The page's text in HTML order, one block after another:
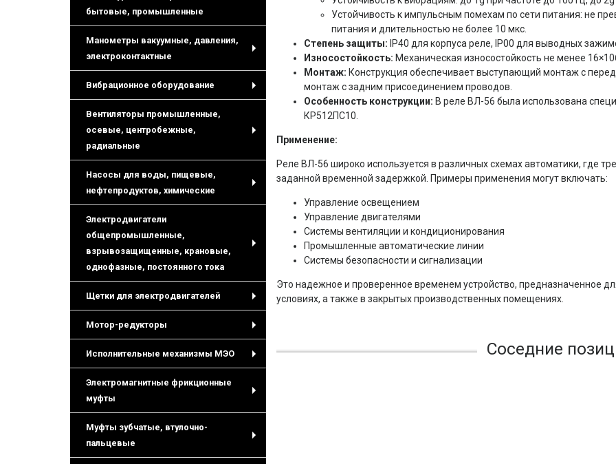
бытовые, промышленные
Манометры вакуумные, давления,
электроконтактные
Вибрационное оборудование
Вентиляторы промышленные,
осевые, центробежные,
радиальные
Насосы для воды, пищевые,
нефтепродуктов, химические
Электродвигатели
общепромышленные,
взрывозащищенные, крановые,
однофазные, постоянного тока
Щетки для электродвигателей
Мотор-редукторы
Исполнительные механизмы МЭО
Электромагнитные фрикционные
муфты
Муфты зубчатые, втулочно-
пальцевые
Устойчивость к импульсным помехам по сети питания: не
питания и длительностью не более 10 мкс.
Степень защиты: IP40 для корпуса реле, IP00 для выводных
Износостойкость: Механическая износостойкость не менее 16×10
Монтаж: Конструкция обеспечивает выступающий монтаж с
монтаж с задним присоединением проводов.
Особенность конструкции: В реле ВЛ-56 была использована
КР512ПС10.
Применение:
Реле ВЛ-56 широко используется в различных схемах автоматики, где
заданной временной задержкой. Примеры применения могут включать:
Управление освещением
Управление двигателями
Системы вентиляции и кондиционирования
Промышленные автоматические линии
Системы безопасности и сигнализации
Это надежное и проверенное временем устройство, предназначенное
условиях, а также в закрытых производственных помещениях.
Соседние